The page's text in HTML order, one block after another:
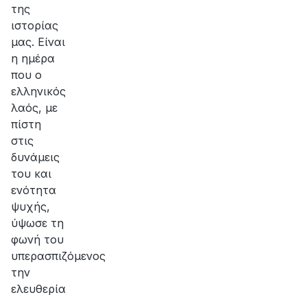
της
ιστορίας
μας. Είναι
η ημέρα
που ο
ελληνικός
λαός, με
πίστη
στις
δυνάμεις
του και
ενότητα
ψυχής,
ύψωσε τη
φωνή του
υπερασπιζόμενος
την
ελευθερία